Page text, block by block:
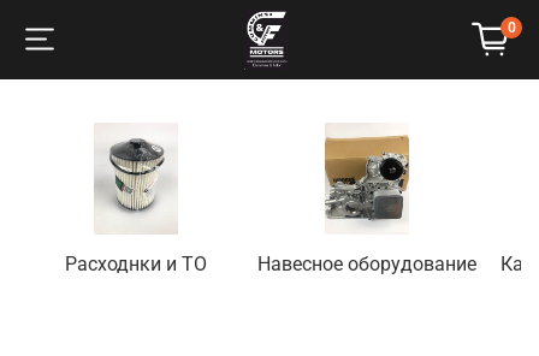
0
Расходнки и ТО Навесное оборудование